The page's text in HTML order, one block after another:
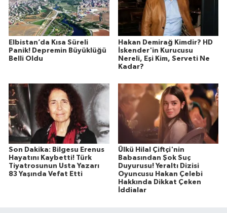
Elbistan’da Kısa Süreli
Panik! Depremin Büyüklüğü
Belli Oldu
Hakan Demirağ Kimdir? HD
İskender'in Kurucusu
Nereli, Eşi Kim, Serveti Ne
Kadar?
Son Dakika: Bilgesu Erenus
Hayatını Kaybetti! Türk
Tiyatrosunun Usta Yazarı
83 Yaşında Vefat Etti
Ülkü Hilal Çiftçi'nin
Babasından Şok Suç
Duyurusu! Yeraltı Dizisi
Oyuncusu Hakan Çelebi
Hakkında Dikkat Çeken
İddialar